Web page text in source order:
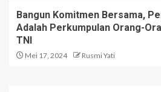
Bangun Komitmen Bersama,
Adalah Perkumpulan Orang-
TNI
Mei 17, 2024 Rusmi Yati